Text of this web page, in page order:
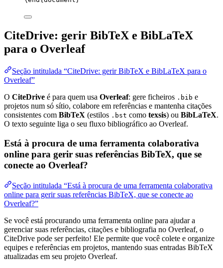
CiteDrive: gerir BibTeX e BibLaTeX
para o Overleaf
Seção intitulada “CiteDrive: gerir BibTeX e BibLaTeX para o
Overleaf”
O CiteDrive é para quem usa Overleaf: gere ficheiros .bib e
projetos num só sítio, colabore em referências e mantenha citações
consistentes com BibTeX (estilos .bst como texsis) ou BibLaTeX.
O texto seguinte liga o seu fluxo bibliográfico ao Overleaf.
Está à procura de uma ferramenta colaborativa
online para gerir suas referências BibTeX, que se
conecte ao Overleaf?
Seção intitulada “Está à procura de uma ferramenta colaborativa
online para gerir suas referências BibTeX, que se conecte ao
Overleaf?”
Se você está procurando uma ferramenta online para ajudar a
gerenciar suas referências, citações e bibliografia no Overleaf, o
CiteDrive pode ser perfeito! Ele permite que você colete e organize
equipes e referências em projetos, mantendo suas entradas BibTeX
atualizadas em seu projeto Overleaf.